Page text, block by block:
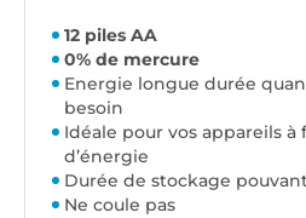
12 piles AA
0% de mercure
Energie longue durée
besoin
Idéale pour vos appareils
d’énergie
Durée de stockage pouvant
Ne coule pas